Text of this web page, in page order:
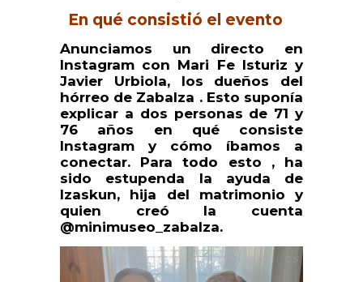
En qué consistió el evento
Anunciamos un directo en
Instagram con Mari Fe Isturiz y
Javier Urbiola, los dueños del
hórreo de Zabalza . Esto suponía
explicar a dos personas de 71 y
76 años en qué consiste
Instagram y cómo íbamos a
conectar. Para todo esto , ha
sido estupenda la ayuda de
Izaskun, hija del matrimonio y
quien creó la cuenta
@minimuseo_zabalza.